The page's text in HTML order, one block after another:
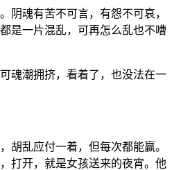
阴魂有苦不可言，有怨不可哀，
是一片混乱，可再怎么乱也不嘈
魂潮拥挤，看着了，也没法在一
胡乱应付一着，但每次都能赢。
打开，就是女孩送来的夜宵。他